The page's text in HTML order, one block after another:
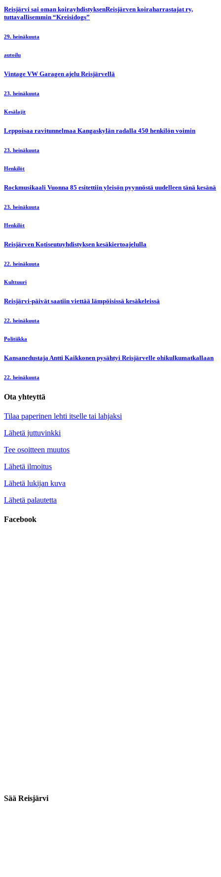
Reisjärvi sai oman koirayhdistyksenReisjärven koiraharrastajat ry,
tuttavallisemmin “Kreisidogs”
29. heinäkuuta
autoilu
Vintage VW Garagen ajelu Reisjärvellä
23. heinäkuuta
Kesälajit
Leppoisaa ravitunnelmaa Kangaskylän radalla 450 henkilön voimin
23. heinäkuuta
Henkilöt
Rockmusikaali Vuonna 85 esitettiin yleisön pyynnöstä uudelleen tänä kesänä
23. heinäkuuta
Henkilöt
Reisjärven Kotiseutuyhdistyksen kesäkiertoajelulla
22. heinäkuuta
Kulttuuri
Reisjärvi-päivät saatiin viettää lämpöisissä kesäkeleissä
22. heinäkuuta
Politiikka
Kansanedustaja Antti Kaikkonen pysähtyi Reisjärvelle ohikulkumatkallaan
22. heinäkuuta
Ota yhteyttä
Tilaa paperinen lehti itselle tai lahjaksi
Lähetä juttuvinkki
Tee osoitteen muutos
Lähetä ilmoitus
Lähetä lukijan kuva
Lähetä palautetta
Facebook
Sää Reisjärvi